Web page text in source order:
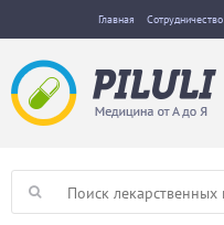
Главная Сотрудничество